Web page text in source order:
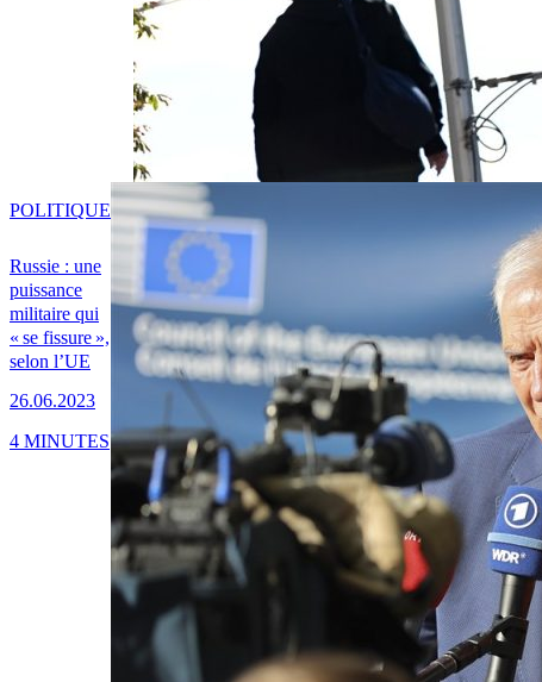
Russie : une
puissance
militaire qui
« se fissure »,
selon l’UE
26.06.2023
POLITIQUE
4 MINUTES